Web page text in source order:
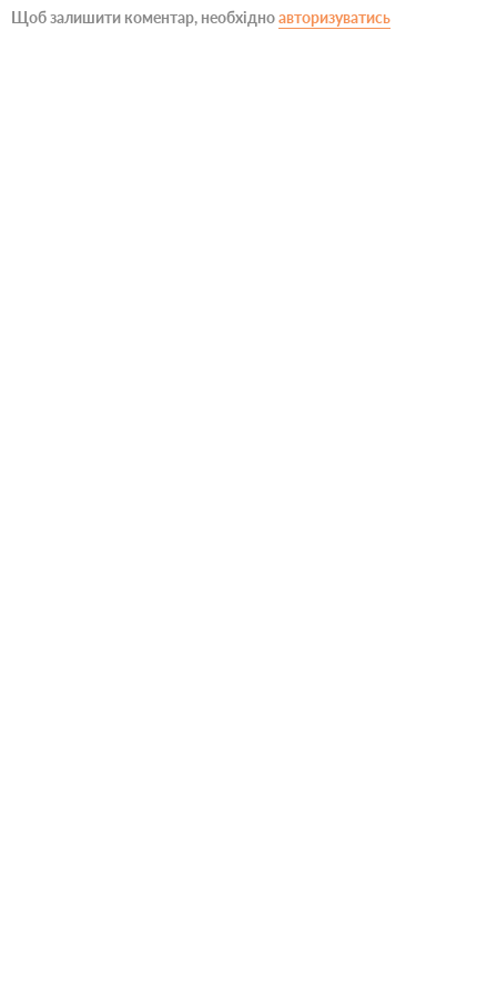
Щоб залишити коментар, необхідноавторизуватись